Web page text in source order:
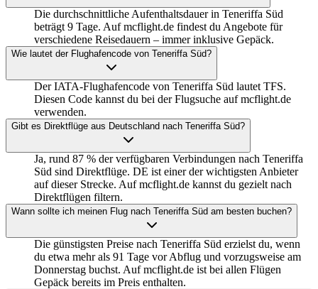
Die durchschnittliche Aufenthaltsdauer in Teneriffa Süd
beträgt 9 Tage. Auf mcflight.de findest du Angebote für
verschiedene Reisedauern – immer inklusive Gepäck.
Wie lautet der Flughafencode von Teneriffa Süd?
Der IATA-Flughafencode von Teneriffa Süd lautet TFS.
Diesen Code kannst du bei der Flugsuche auf mcflight.de
verwenden.
Gibt es Direktflüge aus Deutschland nach Teneriffa Süd?
Ja, rund 87 % der verfügbaren Verbindungen nach Teneriffa
Süd sind Direktflüge. DE ist einer der wichtigsten Anbieter
auf dieser Strecke. Auf mcflight.de kannst du gezielt nach
Direktflügen filtern.
Wann sollte ich meinen Flug nach Teneriffa Süd am besten buchen?
Die günstigsten Preise nach Teneriffa Süd erzielst du, wenn
du etwa mehr als 91 Tage vor Abflug und vorzugsweise am
Donnerstag buchst. Auf mcflight.de ist bei allen Flügen
Gepäck bereits im Preis enthalten.